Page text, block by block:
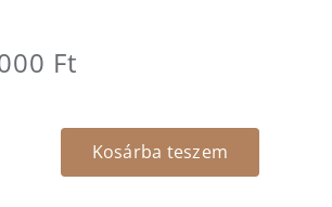
Ft
Kosárba teszem